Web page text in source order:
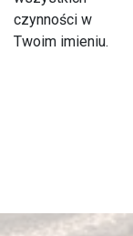
czynności w
Twoim imieniu.